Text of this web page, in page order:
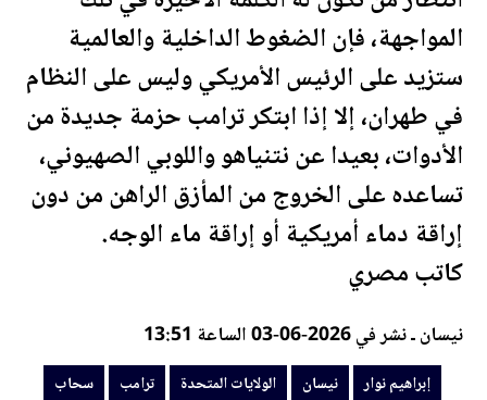
المواجهة، فإن الضغوط الداخلية والعالمية
ستزيد على الرئيس الأمريكي وليس على النظام
في طهران، إلا إذا ابتكرترامبحزمة جديدة من
الأدوات، بعيدا عن نتنياهو واللوبي الصهيوني،
تساعده على الخروج من المأزق الراهن من دون
إراقة دماء أمريكية أو إراقة ماء الوجه.
كاتبمصري
نيسان ـ نشر في 2026-06-03 الساعة 13:51
إبراهيم نوار نيسان الولايات المتحدة ترامب
سحاب